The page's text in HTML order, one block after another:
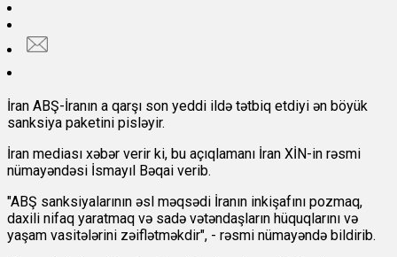
İran ABŞ-İranın a qarşı son yeddi ildə tətbiq etdiyi ən böyük
sanksiya paketini pisləyir.
İran mediası xəbər verir ki, bu açıqlamanı İran XİN-in rəsmi
nümayəndəsi İsmayıl Bəqai verib.
"ABŞ sanksiyalarının əsl məqsədi İranın inkişafını pozmaq,
daxili nifaq yaratmaq və sadə vətəndaşların hüquqlarını və
yaşam vasitələrini zəiflətməkdir", - rəsmi nümayəndə bildirib.